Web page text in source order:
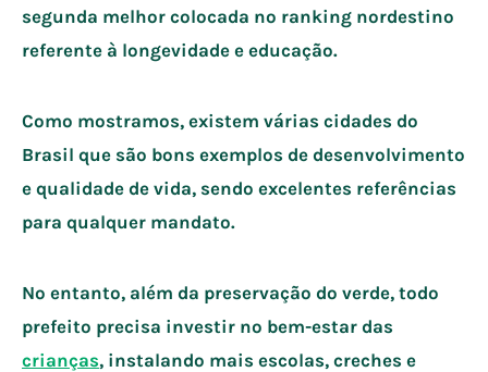
segunda melhor colocada no ranking nordestino
referente à longevidade e educação.
Como mostramos, existem várias cidades do
Brasil que são bons exemplos de desenvolvimento
e qualidade de vida, sendo excelentes referências
para qualquer mandato.
No entanto, além da preservação do verde, todo
prefeito precisa investir no bem-estar das
crianças, instalando mais escolas, creches e